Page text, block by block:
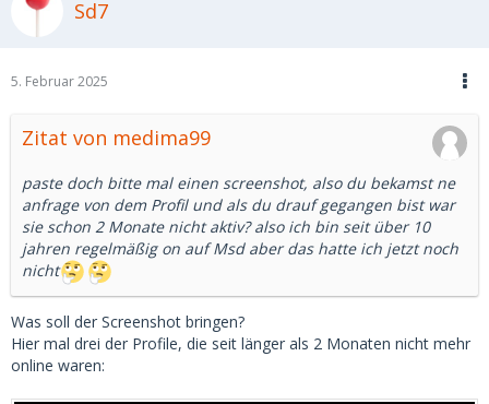
Sd7
5. Februar 2025
Zitat von medima99
paste doch bitte mal einen screenshot, also du bekamst ne
anfrage von dem Profil und als du drauf gegangen bist war
sie schon 2 Monate nicht aktiv? also ich bin seit über 10
jahren regelmäßig on auf Msd aber das hatte ich jetzt noch
nicht
Was soll der Screenshot bringen?
Hier mal drei der Profile, die seit länger als 2 Monaten nicht mehr
online waren: